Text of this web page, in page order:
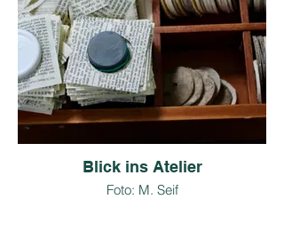
Blick ins Atelier
Foto: M. Seif